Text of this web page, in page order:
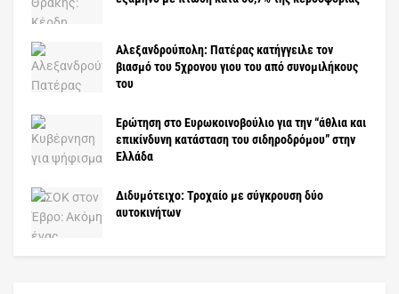
Αλεξανδρούπολη: Πατέρας κατήγγειλε τον
βιασμό του 5χρονου γιου του από συνομιλήκους
του
Ερώτηση στο Ευρωκοινοβούλιο για την “άθλια και
επικίνδυνη κατάσταση του σιδηροδρόμου” στην
Ελλάδα
Διδυμότειχο: Τροχαίο με σύγκρουση δύο
αυτοκινήτων